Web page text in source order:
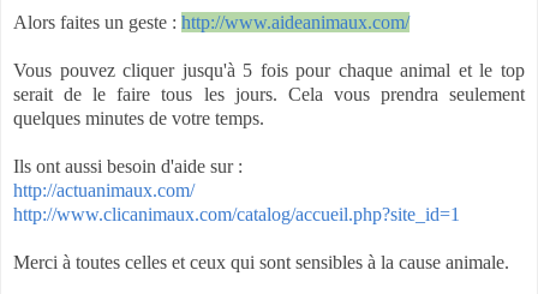
Alors faites un geste : http://www.aideanimaux.com/
Vous pouvez cliquer jusqu'à 5 fois pour chaque animal et le top
serait de le faire tous les jours. Cela vous prendra seulement
quelques minutes de votre temps.
Ils ont aussi besoin d'aide sur :
http://actuanimaux.com/
http://www.clicanimaux.com/catalog/accueil.php?site_id=1
Merci à toutes celles et ceux qui sont sensibles à la cause animale.